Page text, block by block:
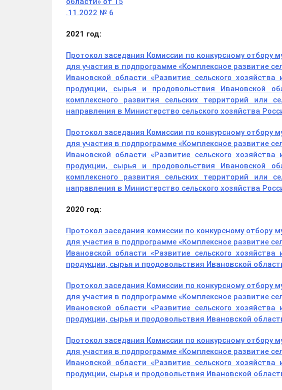
.11 .2022 № 6
2021 год:
Протокол заседания Комиссии по конкурсному отбору
для участия в подпрограмме «Комплексное развитие
Ивановской области «Развитие сельского хозяйства
продукции, сырья и продовольствия Ивановской
комплексного развития сельских территорий или
направления в Министерство сельского хозяйства
Протокол заседания Комиссии по конкурсному отбору
для участия в подпрограмме «Комплексное развитие
Ивановской области «Развитие сельского хозяйства
продукции, сырья и продовольствия Ивановской
комплексного развития сельских территорий или
направления в Министерство сельского хозяйства
2020 год:
Протокол заседания комиссии по конкурсному отбору
для участия в подпрограмме «Комплексное развитие
Ивановской области «Развитие сельского хозяйства
продукции, сырья и продовольствия Ивановской
Протокол заседания Комиссии по конкурсному отбору
для участия в подпрограмме «Комплексное развитие
Ивановской области «Развитие сельского хозяйства
продукции, сырья и продовольствия Ивановской
Протокол заседания Комиссии по конкурсному отбору
для участия в подпрограмме «Комплексное развитие
Ивановской области «Развитие сельского хозяйства
продукции, сырья и продовольствия Ивановской